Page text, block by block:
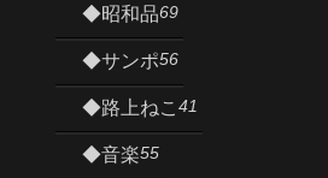
◆昭和品69
◆サンポ56
◆路上ねこ 41
◆音楽55